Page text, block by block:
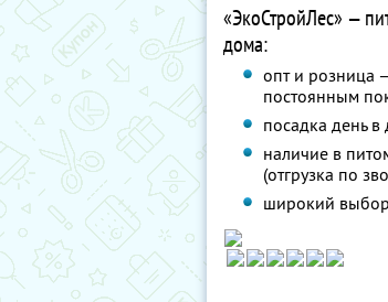
«ЭкоСтройЛес» —
дома:
опт и розница
постоянным
посадка день
наличие в
(отгрузка по
широкий